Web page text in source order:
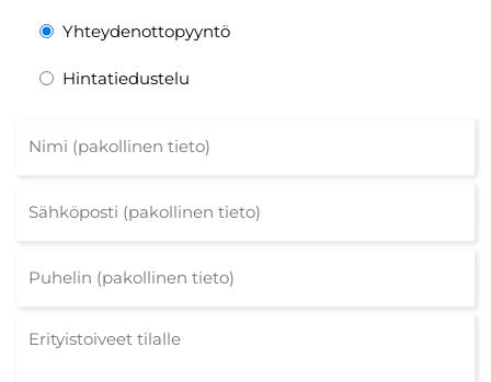
Yhteydenottopyyntö
Hintatiedustelu